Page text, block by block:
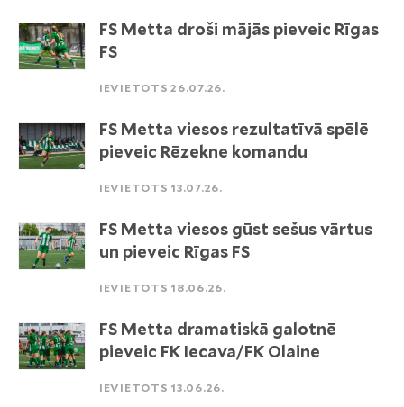
FS Metta droši mājās pieveic Rīgas
FS
IEVIETOTS 26.07.26.
FS Metta viesos rezultatīvā spēlē
pieveic Rēzekne komandu
IEVIETOTS 13.07.26.
FS Metta viesos gūst sešus vārtus
un pieveic Rīgas FS
IEVIETOTS 18.06.26.
FS Metta dramatiskā galotnē
pieveic FK Iecava/FK Olaine
IEVIETOTS 13.06.26.